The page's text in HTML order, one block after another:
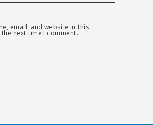
email, and website in this
next time I comment.